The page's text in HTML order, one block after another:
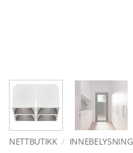
NETTBUTIKK / INNEBELYSNING